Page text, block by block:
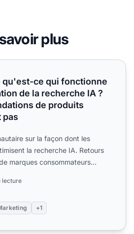
plus
ce qui fonctionne pour
qu'est-ce qui fonctionne
de la recherche IA ?
de produits
pas
sur la façon dont les
la recherche IA. Retours
marques consommateurs
lecture
+1